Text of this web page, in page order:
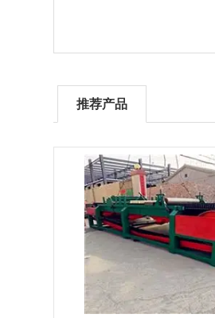
推荐产品